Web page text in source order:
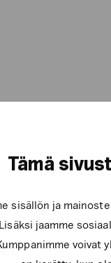
Tämä
sisällön ja
jaamme